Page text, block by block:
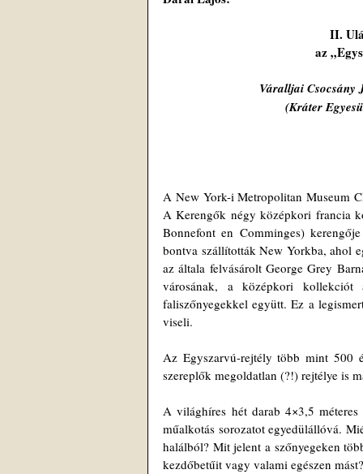
II.
az
Váralljai Csocsány
(Kráter
A New York-i Metropolitan Museum
A Kerengők négy középkori francia
Bonnefont en Comminges)
bontva szállították New Yorkba, ahol
az általa felvásárolt George Grey
városának, a középkori
faliszőnyegekkel együtt. Ez a
viseli.
Az Egyszarvú-rejtély több mint 500
szereplők megoldatlan (?!) rejtélye is
A világhíres hét darab 4×3,5
műalkotás sorozatot egyedülállóvá.
halálból? Mit jelent a szőnyegeken
kezdőbetűit vagy valami egészen mást?